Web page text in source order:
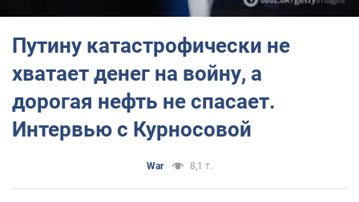
Путину катастрофически не
хватает денег на войну, а
дорогая нефть не спасает.
Интервью с Курносовой
War 8,1 т.